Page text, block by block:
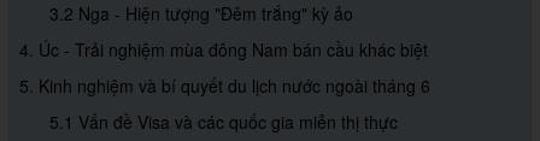
3.2 Nga - Hiện tượng "Đêm trắng" kỳ ảo
4. Úc - Trải nghiệm mùa đông Nam bán cầu khác biệt
5. Kinh nghiệm và bí quyết du lịch nước ngoài tháng 6
5.1 Vấn đề Visa và các quốc gia miễn thị thực